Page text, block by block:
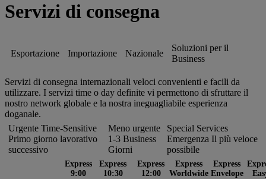
Servizi di consegna
Esportazione Importazione Nazionale
Soluzioni per il
Business
Servizi di consegna internazionali veloci convenienti e facili da
utilizzare. I servizi time o day definite vi permettono di sfruttare il
nostro network globale e la nostra ineguagliabile esperienza
doganale.
Urgente Time-Sensitive
Primo giorno lavorativo
successivo
Meno urgente
1-3 Business
Giorni
Special Services
Emergenza Il più veloce
possibile
Express
9:00
Express
10:30
Express
12:00
Express
Worldwide
Express
Envelope